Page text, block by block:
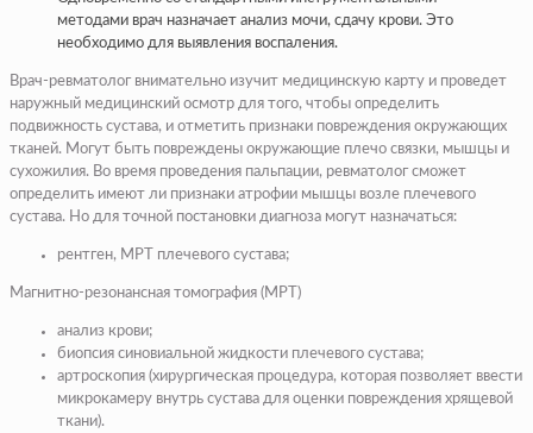
методами врач назначает анализ мочи, сдачу крови. Это
необходимо для выявления воспаления.
Врач-ревматолог внимательно изучит медицинскую карту и проведет
наружный медицинский осмотр для того, чтобы определить
подвижность сустава, и отметить признаки повреждения окружающих
тканей. Могут быть повреждены окружающие плечо связки, мышцы и
сухожилия. Во время проведения пальпации, ревматолог сможет
определить имеют ли признаки атрофии мышцы возле плечевого
сустава. Но для точной постановки диагноза могут назначаться:
рентген, МРТ плечевого сустава;
Магнитно-резонансная томография (МРТ)
анализ крови;
биопсия синовиальной жидкости плечевого сустава;
артроскопия (хирургическая процедура, которая позволяет ввести
микрокамеру внутрь сустава для оценки повреждения хрящевой
ткани).